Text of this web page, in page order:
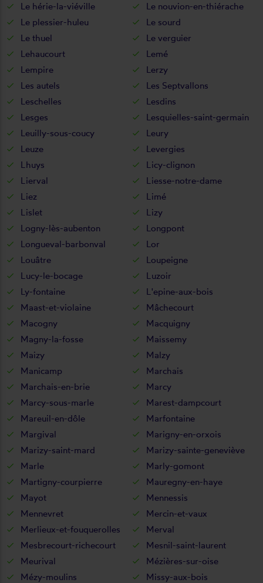
Le hérie-la-viéville
Le nouvion-en-thiérache
Le plessier-huleu
Le sourd
Le thuel
Le verguier
Lehaucourt
Lemé
Lempire
Lerzy
Les autels
Les Septvallons
Leschelles
Lesdins
Lesges
Lesquielles-saint-germain
Leuilly-sous-coucy
Leury
Leuze
Levergies
Lhuys
Licy-clignon
Lierval
Liesse-notre-dame
Liez
Limé
Lislet
Lizy
Logny-lès-aubenton
Longpont
Longueval-barbonval
Lor
Louâtre
Loupeigne
Lucy-le-bocage
Luzoir
Ly-fontaine
L'epine-aux-bois
Maast-et-violaine
Mâchecourt
Macogny
Macquigny
Magny-la-fosse
Maissemy
Maizy
Malzy
Manicamp
Marchais
Marchais-en-brie
Marcy
Marcy-sous-marle
Marest-dampcourt
Mareuil-en-dôle
Marfontaine
Margival
Marigny-en-orxois
Marizy-saint-mard
Marizy-sainte-geneviève
Marle
Marly-gomont
Martigny-courpierre
Mauregny-en-haye
Mayot
Mennessis
Mennevret
Mercin-et-vaux
Merlieux-et-fouquerolles
Merval
Mesbrecourt-richecourt
Mesnil-saint-laurent
Meurival
Mézières-sur-oise
Mézy-moulins
Missy-aux-bois